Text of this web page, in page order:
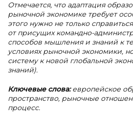
Отмечается, что адаптация
рыночной экономике требует
этого нужно не только
от присущих командно-
способов мышления и знаний к
условиях рыночной экономики,
систему к новой глобальной
знаний).
Ключевые слова:европейское
пространство, рыночные
процесс.